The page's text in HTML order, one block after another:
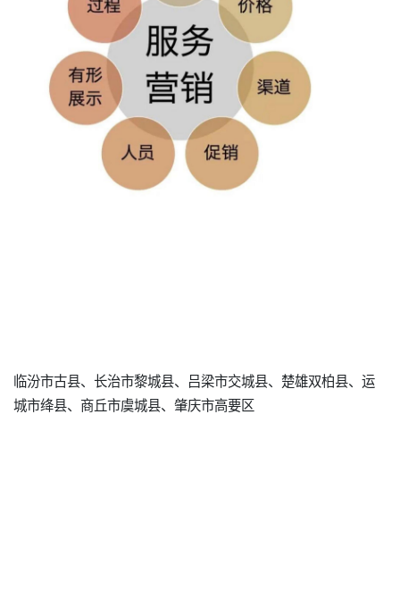
临汾市古县、长治市黎城县、吕梁市交城县、楚雄双柏县、运
城市绛县、商丘市虞城县、肇庆市高要区